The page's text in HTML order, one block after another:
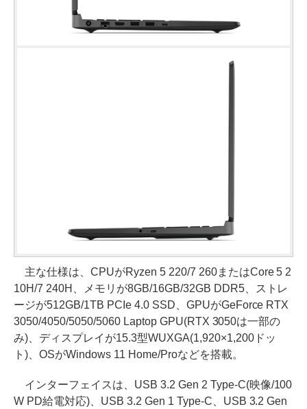
主な仕様は、CPUがRyzen 5 220/7 260またはCore 5 2
10H/7 240H、メモリが8GB/16GB/32GB DDR5、ストレ
ージが512GB/1TB PCIe 4.0 SSD、GPUがGeForce RTX
3050/4050/5050/5060 Laptop GPU(RTX 3050は一部の
み)、ディスプレイが15.3型WUXGA(1,920×1,200ドッ
ト)、OSがWindows 11 Home/Proなどを搭載。
インターフェイスは、USB 3.2 Gen 2 Type-C(映像/100
W PD給電対応)、USB 3.2 Gen 1 Type-C、USB 3.2 Gen